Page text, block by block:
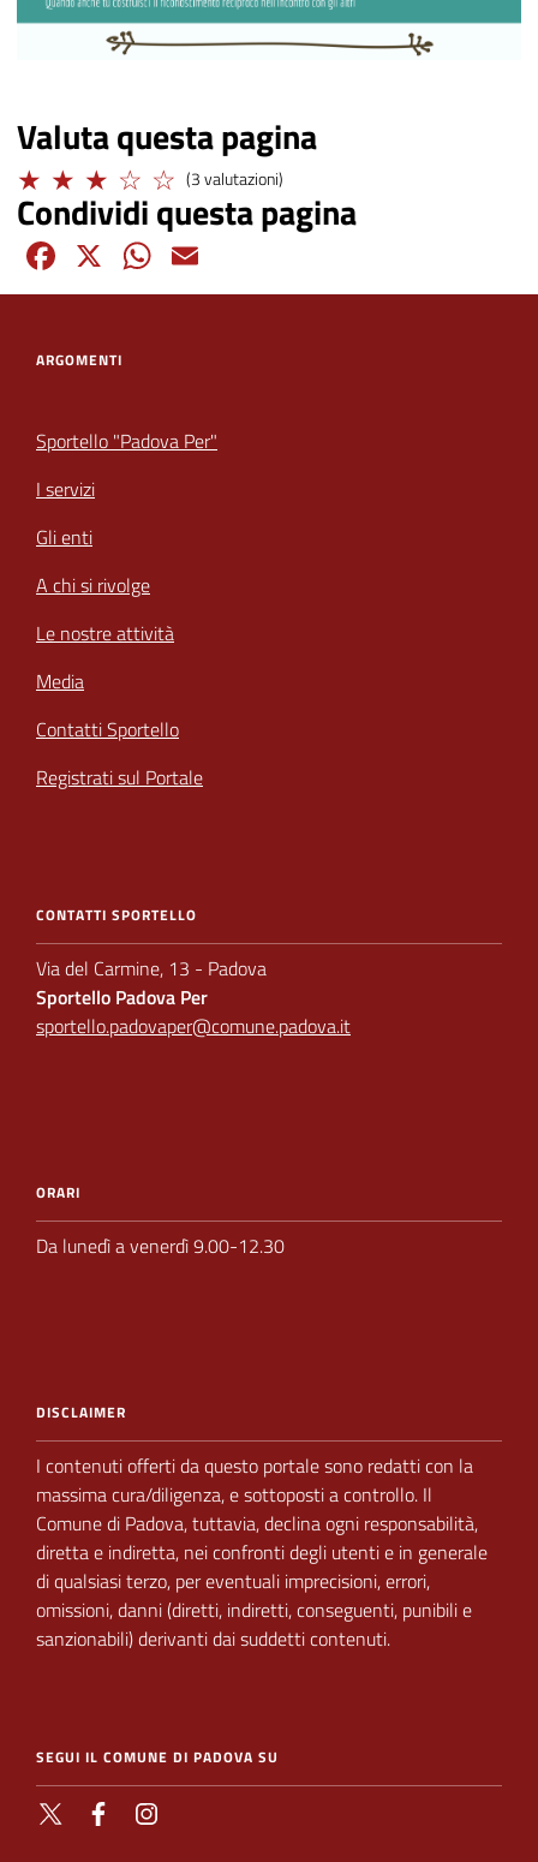
Valuta questa pagina
Adeguato (3 valutazioni)
Condividi questa pagina
Facebook
X WhatsApp
Email
ARGOMENTI
Sportello "Padova Per"
I servizi
Gli enti
A chi si rivolge
Le nostre attività
Media
Contatti Sportello
Registrati sul Portale
CONTATTI SPORTELLO
Via del Carmine, 13 - Padova
Sportello Padova Per
sportello.padovaper@comune.padova.it
ORARI
Da lunedì a venerdì 9.00-12.30
DISCLAIMER
I contenuti offerti da questo portale sono redatti con la
massima cura/diligenza, e sottoposti acontrollo. Il
Comune di Padova,tuttavia, declina ogni responsabilità,
diretta e indiretta, neiconfronti degli utenti e in generale
di qualsiasi terzo, per eventuali imprecisioni, errori,
omissioni, danni (diretti, indiretti, conseguenti, punibili e
sanzionabili) derivanti dai suddetti contenuti.
SEGUI IL COMUNE DI PADOVA SU
Facebook